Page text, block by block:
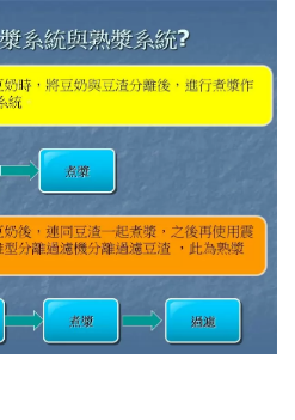
SOYA
DREDGER,
SOYA
ÖĞÜTME,
FASULYE
FASULYE